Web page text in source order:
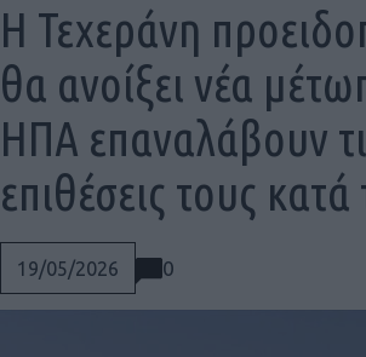
19/05/2026 0
Η Τεχεράνη
θα ανοίξει νέα
ΗΠΑ επαναλάβουν
επιθέσεις τους